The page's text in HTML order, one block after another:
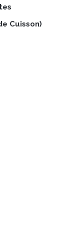
Cuisson)